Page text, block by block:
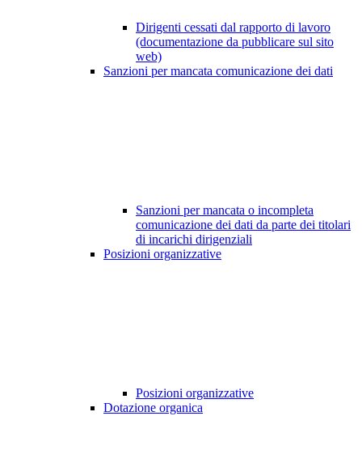
Dirigenti cessati dal rapporto di lavoro
(documentazione da pubblicare sul sito
web)
Sanzioni per mancata comunicazione dei dati
Sanzioni per mancata o incompleta
comunicazione dei dati da parte dei titolari
di incarichi dirigenziali
Posizioni organizzative
Posizioni organizzative
Dotazione organica